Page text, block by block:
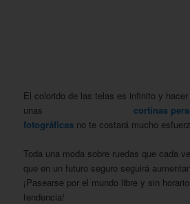
El colorido de las telas es infinito y
unascortinas
fotográficas no te costará mucho
Toda una moda sobre ruedas que cada
que en un futuro seguro seguirá
¡Pasearse por el mundo libre y sin
tendencia!